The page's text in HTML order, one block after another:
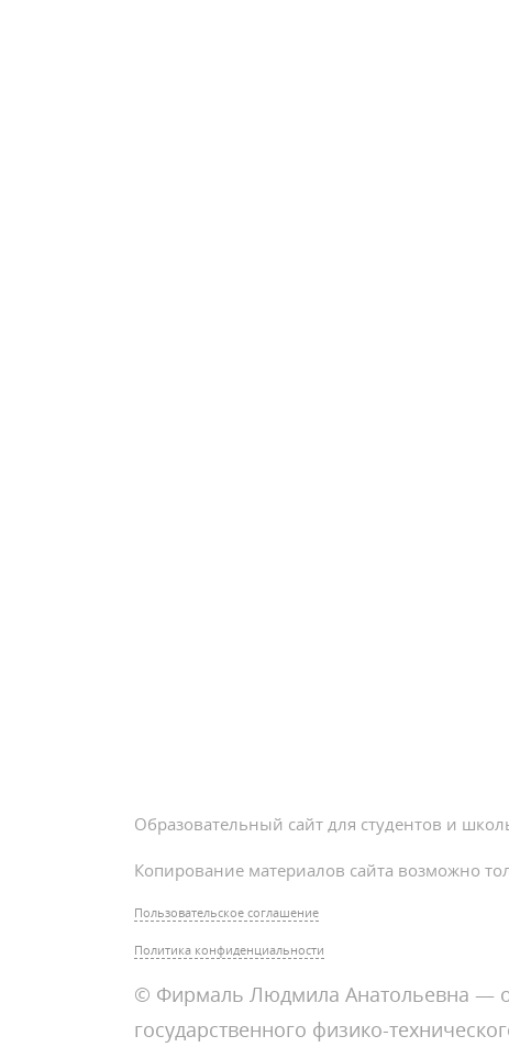
Образовательный сайт для студентов и
Копирование материалов сайта возможно
Пользовательское соглашение
Политика конфиденциальности
© Фирмаль Людмила Анатольевна —
государственного физико-